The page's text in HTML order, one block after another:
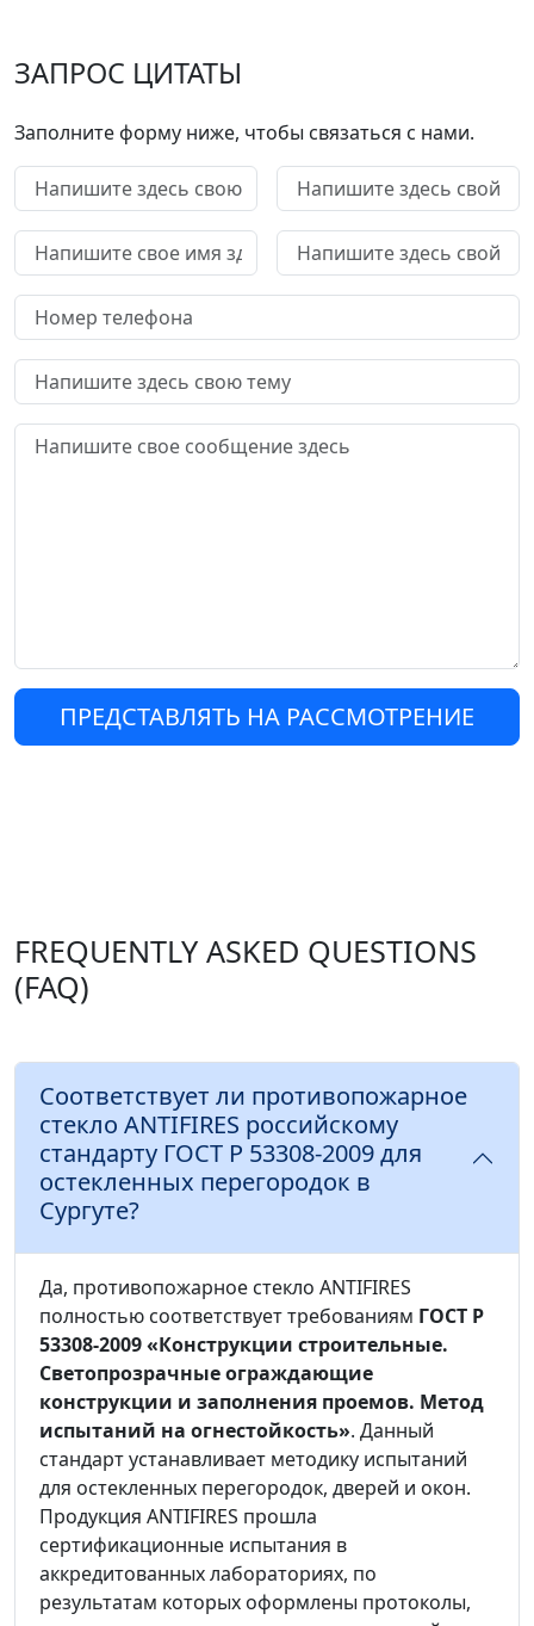
ЗАПРОС ЦИТАТЫ
Заполните форму ниже, чтобы связаться с нами.
ПРЕДСТАВЛЯТЬ НА РАССМОТРЕНИЕ
FREQUENTLY ASKED QUESTIONS
(FAQ)
Соответствует ли противопожарное
стекло ANTIFIRES российскому
стандарту ГОСТ Р 53308-2009 для
остекленных перегородок в
Сургуте?
Да, противопожарное стекло ANTIFIRES
полностью соответствует требованиям ГОСТ Р
53308-2009 «Конструкции строительные.
Светопрозрачные ограждающие
конструкции и заполнения проемов. Метод
испытаний на огнестойкость». Данный
стандарт устанавливает методику испытаний
для остекленных перегородок, дверей и окон.
Продукция ANTIFIRES прошла
сертификационные испытания в
аккредитованных лабораториях, по
результатам которых оформлены протоколы,